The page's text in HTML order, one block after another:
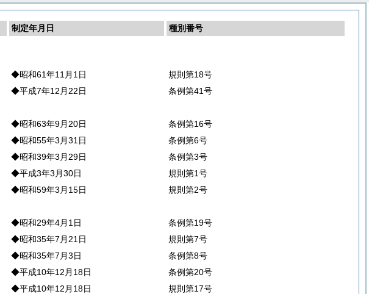
制定年月日
種別番号
◆昭和61年11月1日
規則第18号
◆平成7年12月22日
条例第41号
◆昭和63年9月20日
条例第16号
◆昭和55年3月31日
条例第6号
◆昭和39年3月29日
条例第3号
◆平成3年3月30日
規則第1号
◆昭和59年3月15日
規則第2号
◆昭和29年4月1日
条例第19号
◆昭和35年7月21日
規則第7号
◆昭和35年7月3日
条例第8号
◆平成10年12月18日
条例第20号
◆平成10年12月18日
規則第17号